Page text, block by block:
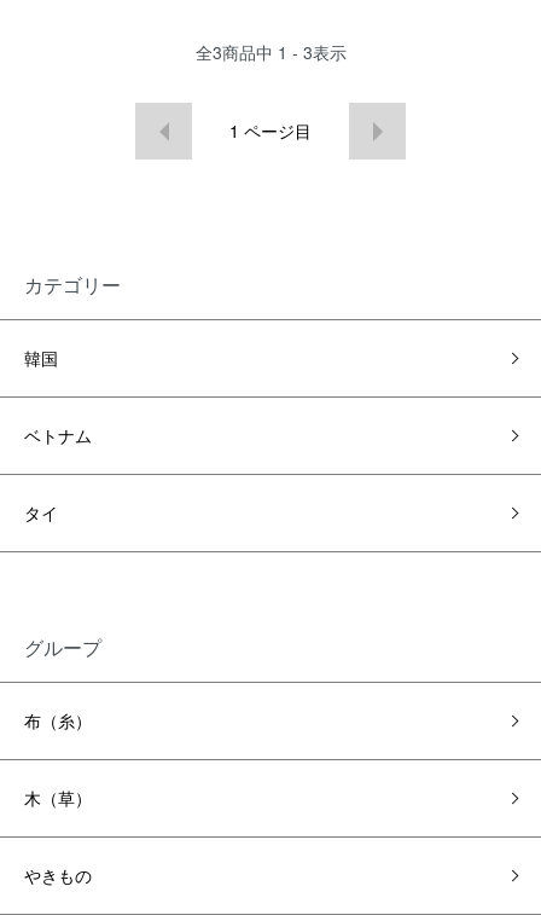
全3商品中 1 - 3表示
1 ページ目
カテゴリー
韓国
ベトナム
タイ
グループ
布（糸）
木（草）
やきもの